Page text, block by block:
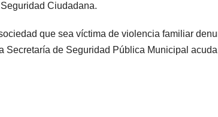
Ciudadana.
que sea víctima de violencia familiar
de Seguridad Pública Municipal